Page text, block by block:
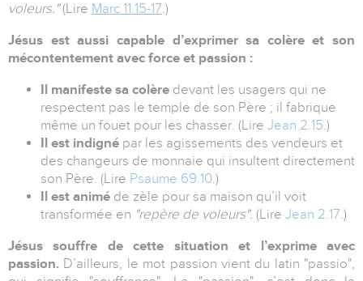
voleurs."(Lire Marc 11.15-17.)
Jésus est aussi capable d’exprimer sa colère et son
mécontentement avec force et passion :
manifeste sa colère devant les usagers qui ne
respectent pas le temple de son Père ; il fabrique
même un fouet pour les chasser. (Lire Jean 2.15.)
Il est indigné par les agissements des vendeurs et
des changeurs de monnaie qui insultent directement
son Père. (Lire Psaume 69.10.)
Il est animé de zèle pour sa maison qu’il voit
transformée en "repère de voleurs". (Lire Jean 2.17.)
Jésus souffre de cette situation et l’exprime avec
passion. D’ailleurs, le mot passion vient du latin "passio",